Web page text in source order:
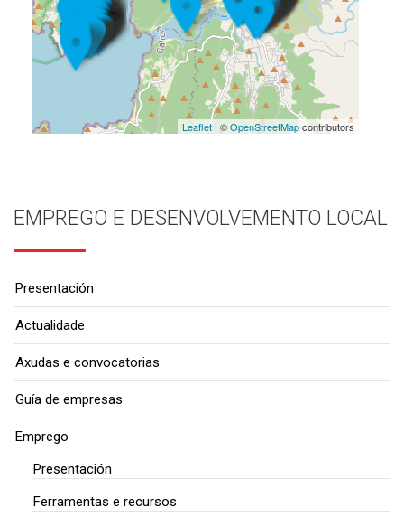
Leaflet| ©OpenStreetMapcontributors
EMPREGO E DESENVOLVEMENTO LOCAL
Presentación
Actualidade
Axudas e convocatorias
Guía de empresas
Emprego
Presentación
Ferramentas e recursos